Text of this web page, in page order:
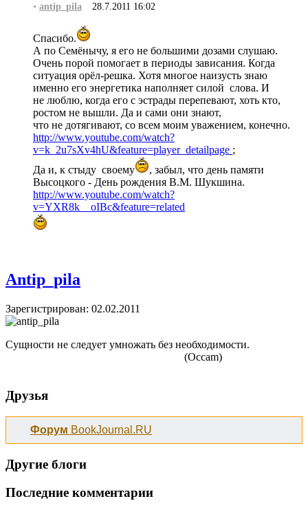
• antip_pila 28.7.2011 16:02
Спасибо.
А по Семёнычу, я его не большими дозами слушаю.
Очень порой помогает в периоды зависания. Когда
ситуация орёл-решка. Хотя многое наизусть знаю
именно его энергетика наполняет силой слова. И
не люблю, когда его с эстрады перепевают, хоть кто,
ростом не вышли. Да и сами они знают,
что не дотягивают, со всем моим уважением, конечно.
http://www.youtube.com/watch?
v=k_2u7sXv4hU&feature=player_detailpage ;
Да и, к стыду своему
, забыл, что день памяти
Высоцкого - День рождения В.М. Шукшина.
http://www.youtube.com/watch?
v=YXR8k__oIBc&feature=related
Antip_pila
Зарегистрирован: 02.02.2011
Сущности не следует умножать без необходимости.
(Occam)
Друзья
Форум BookJournal.RU
Другие блоги
Последние комментарии